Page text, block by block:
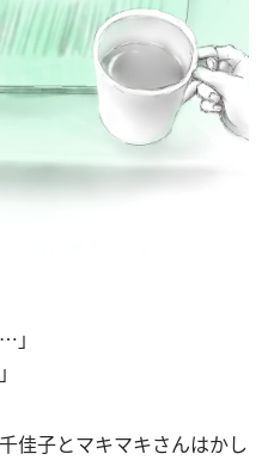
」
佳子とマキマキさんはかし